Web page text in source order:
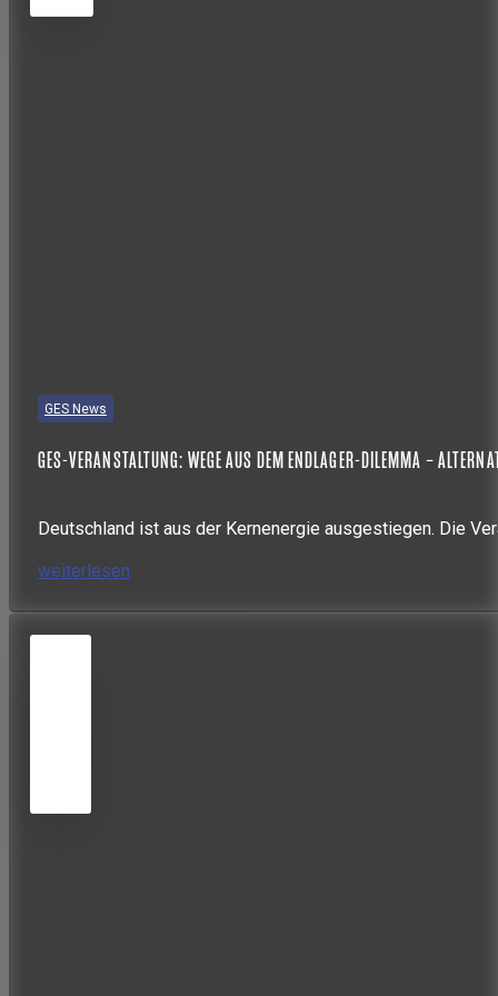
GES News
GES-VERANSTALTUNG: WEGE AUS DEM ENDLAGER-DILEMMA –
Deutschland ist aus der Kernenergie ausgestiegen. Die
weiterlesen